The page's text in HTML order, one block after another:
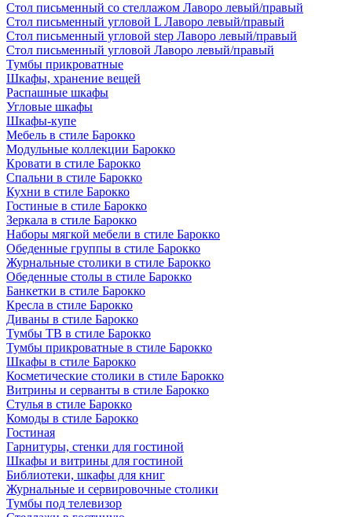
Стол письменный со стеллажом Лаворо левый/правый
Стол письменный угловой L Лаворо левый/правый
Стол письменный угловой step Лаворо левый/правый
Стол письменный угловой Лаворо левый/правый
Тумбы прикроватные
Шкафы, хранение вещей
Распашные шкафы
Угловые шкафы
Шкафы-купе
Мебель в стиле Барокко
Модульные коллекции Барокко
Кровати в стиле Барокко
Спальни в стиле Барокко
Кухни в стиле Барокко
Гостиные в стиле Барокко
Зеркала в стиле Барокко
Наборы мягкой мебели в стиле Барокко
Обеденные группы в стиле Барокко
Журнальные столики в стиле Барокко
Обеденные столы в стиле Барокко
Банкетки в стиле Барокко
Кресла в стиле Барокко
Диваны в стиле Барокко
Тумбы ТВ в стиле Барокко
Тумбы прикроватные в стиле Барокко
Шкафы в стиле Барокко
Косметические столики в стиле Барокко
Витрины и серванты в стиле Барокко
Стулья в стиле Барокко
Комоды в стиле Барокко
Гостиная
Гарнитуры, стенки для гостиной
Шкафы и витрины для гостиной
Библиотеки, шкафы для книг
Журнальные и сервировочные столики
Тумбы под телевизор